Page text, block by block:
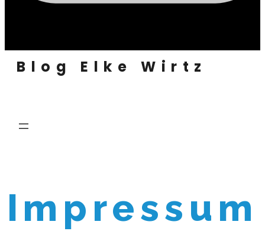
Blog Elke Wirtz
Impressum